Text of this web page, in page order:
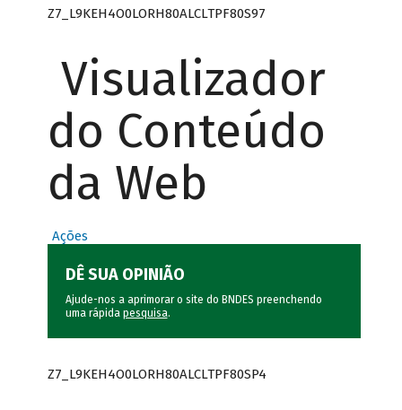
Z7_L9KEH4O0LORH80ALCLTPF80S97
Visualizador
do Conteúdo
da Web
Ações
DÊ SUA OPINIÃO
Ajude-nos a aprimorar o site do BNDES preenchendo
uma rápida pesquisa.
Z7_L9KEH4O0LORH80ALCLTPF80SP4